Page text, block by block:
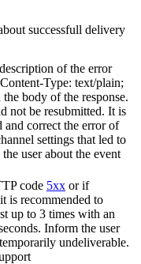
successfull delivery
of the error
Type: text/plain;
body of the response.
not be resubmitted. It is
and correct the error of
settings that led to
user about the event
code 5xx or if
is recommended to
up to 3 times with an
Inform the user
undeliverable.